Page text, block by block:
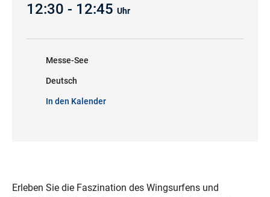
12:30 - 12:45 Uhr
Messe-See
Deutsch
In den Kalender
Erleben Sie die Faszination des Wingsurfens und